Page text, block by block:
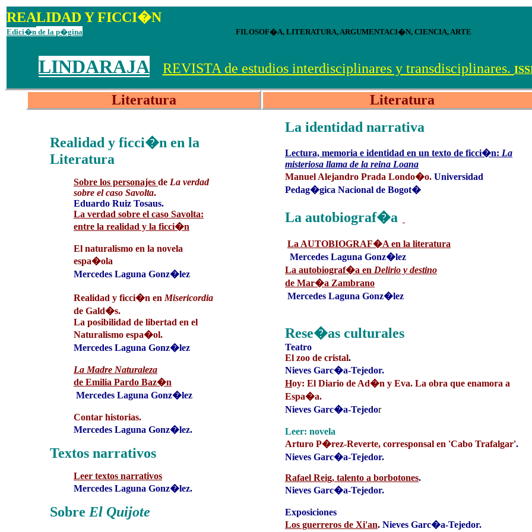
REALIDADY FICCI�N
Edici�n de la p�gina FILOSOF�A, LITERATURA, ARGUMENTACI�N,
LINDARAJA REVISTA de estudios interdisciplinares y transdisciplinares.
Literatura
Realidad y ficci�n en la
Literatura
Sobre los personajes de La verdad
sobre el caso Savolta.
Eduardo Ruiz Tosaus.
La verdad sobre el caso Savolta:
entre la realidad y la ficci�n
El naturalismo en la novela
espa�ola
Mercedes Laguna Gonz�lez
Realidad y ficci�n en Misericordia
de Gald�s.
La posibilidad de libertad en el
Naturalismo espa�ol.
Mercedes Laguna Gonz�lez
La Madre Naturaleza
de Emilia Pardo Baz�n
Mercedes Laguna Gonz�lez
Contar historias.
Mercedes Laguna Gonz�lez.
Textos narrativos
Leer textos narrativos
Mercedes Laguna Gonz�lez.
Sobre El Quijote
Literatura
La identidad narrativa
Lectura, memoria e identidad en un texto de ficci�n: La
misteriosa llama de la reina Loana
Manuel Alejandro Prada Londo�o. Universidad
Pedag�gica Nacional de Bogot�
La autobiograf�a
La AUTOBIOGRAF�A en la literatura
Mercedes Laguna Gonz�lez
La autobiograf�a en Delirio y destino
de Mar�a Zambrano
Mercedes Laguna Gonz�lez
Rese�as culturales
Teatro
El zoo de cristal.
Nieves Garc�a-Tejedor.
Hoy: El Diario de Ad�n y Eva. La obra que enamora a
Espa�a.
Nieves Garc�a-Tejedor
Leer: novela
Arturo P�rez-Reverte, corresponsal en 'Cabo Trafalgar'.
Nieves Garc�a-Tejedor.
Rafael Reig, talento a borbotones.
Nieves Garc�a-Tejedor.
Exposiciones
Los guerreros de Xi'an. Nieves Garc�a-Tejedor.